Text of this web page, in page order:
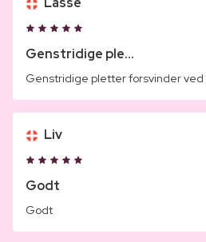
Genstridige ple...
Genstridige pletter forsvinder ved
Liv
Godt
Godt